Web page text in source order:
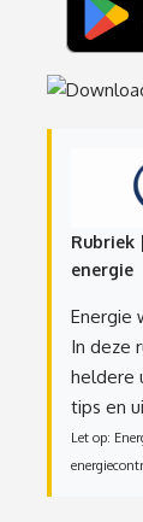
Rubriek
energie
Energie
In deze
heldere
tips en
Let op: